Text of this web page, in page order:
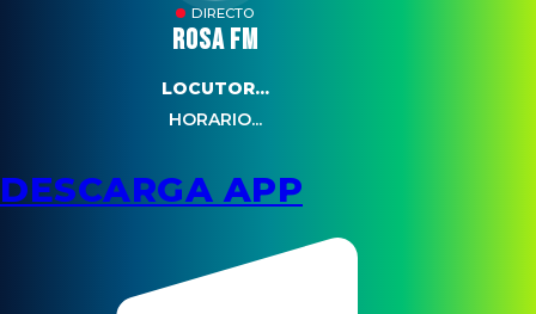
DIRECTO
ROSA FM
LOCUTOR...
HORARIO...
DESCARGA APP